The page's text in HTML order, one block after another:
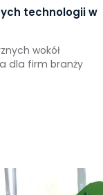
technologii w
wokół
dla firm branży